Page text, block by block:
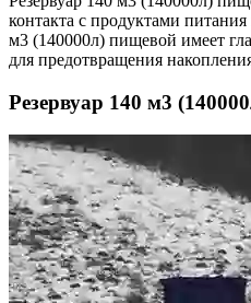
контакта с продуктами
м3 (140000л) пищевой имеет
для предотвращения
Резервуар 140 м3